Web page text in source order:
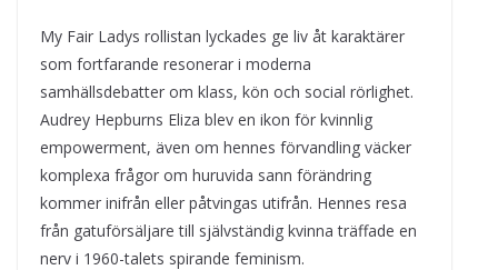
My Fair Ladys rollistan lyckades ge liv åt karaktärer
som fortfarande resonerar i moderna
samhällsdebatter om klass, kön och social rörlighet.
Audrey Hepburns Eliza blev en ikon för kvinnlig
empowerment, även om hennes förvandling väcker
komplexa frågor om huruvida sann förändring
kommer inifrån eller påtvingas utifrån. Hennes resa
från gatuförsäljare till självständig kvinna träffade en
nerv i 1960-talets spirande feminism.